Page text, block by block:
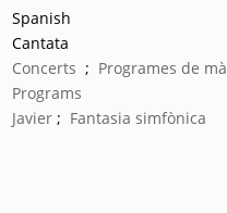
Spanish
Cantata
Concerts ; Programes de mà
Programs
Javier ; Fantasia simfònica